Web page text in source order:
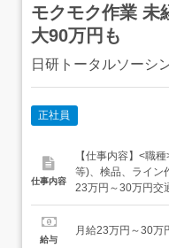
モクモク作業 未
大90万円も
日研トータルソーシ
正社員
仕事内容
【仕事内容】<職
等)、検品、ライン
23万円～30万円交
～30万円<月収例>
出勤手当・昇給<入
給与
月給23万円～30万